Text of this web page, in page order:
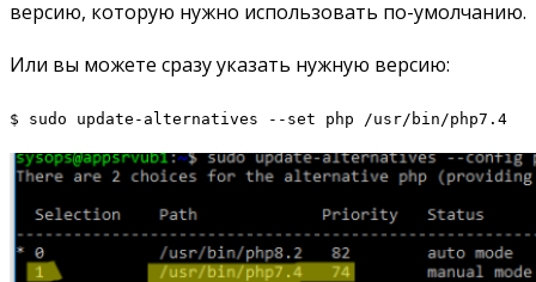
версию, которую нужно использовать по-умолчанию.
Или вы можете сразу указать нужную версию:
$ sudo update-alternatives --set php /usr/bin/php7.4